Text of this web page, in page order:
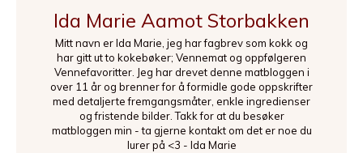
Ida Marie Aamot Storbakken
Mitt navn er Ida Marie, jeg har fagbrev som kokk og
har gitt ut to kokebøker; Vennemat og oppfølgeren
Vennefavoritter. Jeg har drevet denne matbloggen i
over 11 år og brenner for å formidle gode oppskrifter
med detaljerte fremgangsmåter, enkle ingredienser
og fristende bilder. Takk for at du besøker
matbloggen min - ta gjerne kontakt om det er noe du
lurer på <3 - Ida Marie